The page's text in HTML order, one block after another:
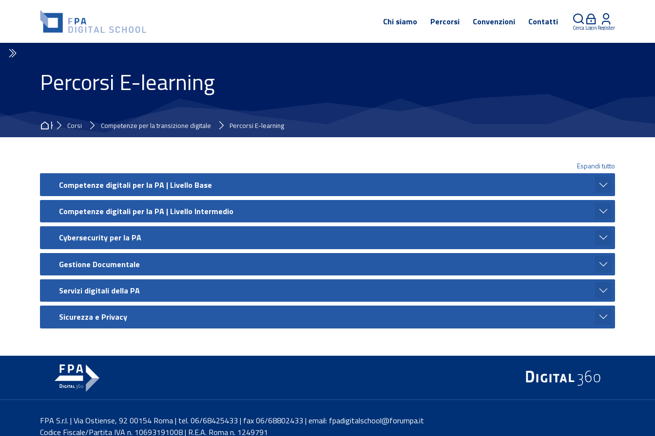
Chi siamo
Percorsi Convenzioni Contatti
CercaLoginRegister
Percorsi E-learning
Home
Corsi Competenze per la transizione digitale Percorsi E-learning
Espandi tutto
Competenze digitali per la PA | Livello Base
Competenze digitali per la PA | Livello Intermedio
Cybersecurity per la PA
Gestione Documentale
Servizi digitali della PA
Sicurezza e Privacy
FPA S.r.l. | Via Ostiense, 92 00154 Roma | tel. 06/68425433 | fax 06/68802433 | email: fpadigitalschool@forumpa.it
Codice Fiscale/Partita IVA n. 10693191008 | R.E.A. Roma n. 1249791